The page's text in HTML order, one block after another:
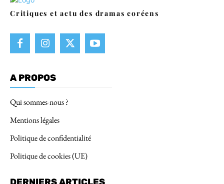
Critiques et actu des dramas coréens
A PROPOS
Qui sommes-nous ?
Mentions légales
Politique de confidentialité
Politique de cookies (UE)